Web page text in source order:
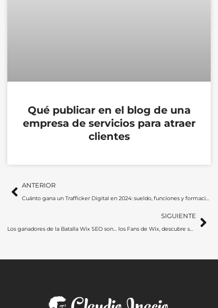
Qué publicar en el blog de una
empresa de servicios para atraer
clientes
Ant
ANTERIOR
SIGUIENTE